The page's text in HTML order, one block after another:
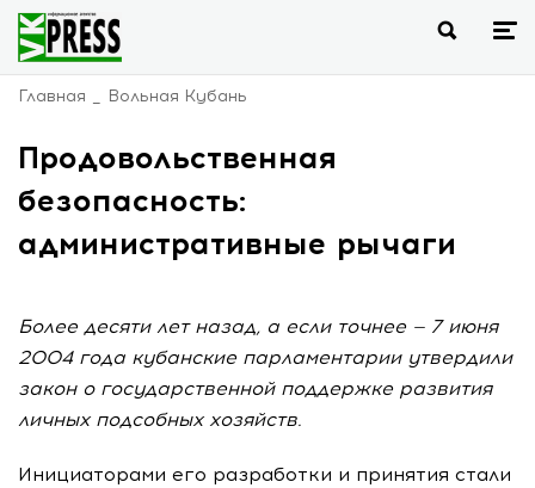
Главная Вольная Кубань
Продовольственная
безопасность:
административные рычаги
Более десяти лет назад, а если точнее — 7 июня
2004 года кубанские парламентарии утвердили
закон о государственной поддержке развития
личных подсобных хозяйств.
Инициаторами его разработки и принятия стали